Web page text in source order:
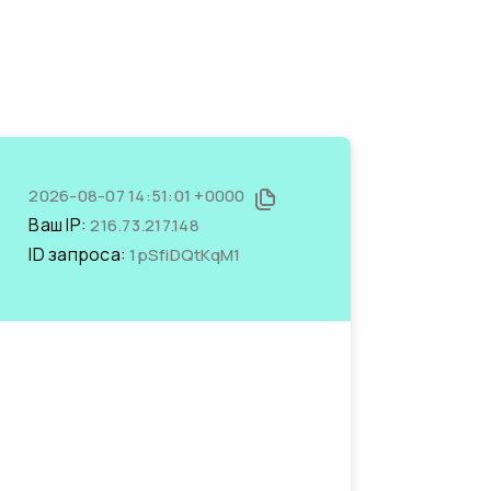
2026-08-07 14:51:01 +0000
Ваш IP:216.73.217.148
ID запроса:1pSfiDQtKqM1